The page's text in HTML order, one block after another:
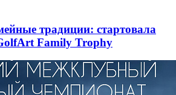
традиции: стартовала
Family Trophy